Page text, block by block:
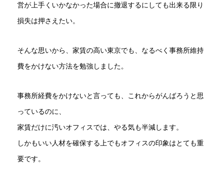
営が上手くいかなかった場合に撤退するにしても出来る限り
損失は押さえたい。
そんな思いから、家賃の高い東京でも、なるべく事務所維持
費をかけない方法を勉強しました。
事務所経費をかけないと言っても、これからがんばろうと思
っているのに、
家賃だけに汚いオフィスでは、やる気も半減します。
しかもいい人材を確保する上でもオフィスの印象はとても重
要です。